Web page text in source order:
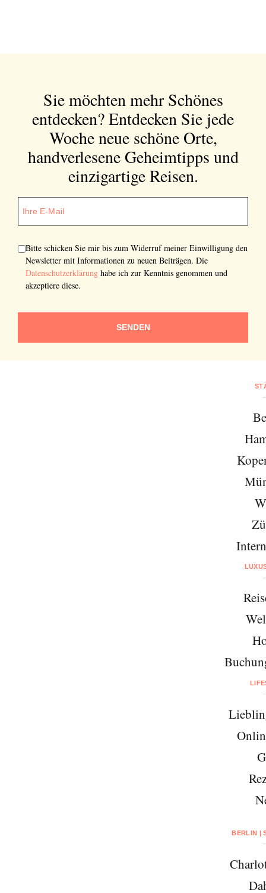
Sie möchten mehr Schönes
entdecken?Entdecken Sie jede
Woche neue schöne Orte,
handverlesene Geheimtipps und
einzigartige Reisen.
Bitte schicken Sie mir bis zum Widerruf meiner Einwilligung den
Newsletter mit Informationen zu neuen Beiträgen. Die
Datenschutzerklärung habe ich zur Kenntnis genommen und
akzeptiere diese.
SENDEN
BERLIN |